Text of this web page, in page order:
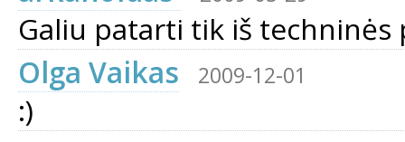
Galiu patarti tik iš techninės
Olga Vaikas
2009-12-01
:)